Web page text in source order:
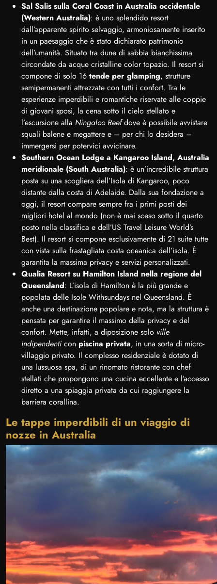
Sal Salis sulla Coral Coast in Australia occidentale
(Western Australia): è uno splendido resort
dall’apparente spirito selvaggio, armoniosamente inserito
in un paesaggio che è stato dichiarato patrimonio
dell’umanità. Situato tra dune di sabbia bianchissima
circondate da acque cristalline color topazio. Il resort si
compone di solo 16 tende per glamping, strutture
semipermanenti attrezzate con tutti i confort. Tra le
esperienze imperdibili e romantiche riservate alle coppie
di giovani sposi, la cena sotto il cielo stellato e
l’escursione alla Ningaloo Reefdove è possibile avvistare
squali balene e megattere e – per chi lo desidera –
immergersi per potervici avvicinare.
Southern Ocean Lodge a Kangaroo Island, Australia
meridionale (South Australia): è un’incredibile struttura
posta su una scogliera dell’Isola di Kangaroo, poco
distante dalla costa di Adelaide. Dalla sua fondazione a
oggi, il resort compare sempre fra i primi posti dei
migliori hotel al mondo (non è mai sceso sotto il quarto
posto nella classifica e dell’US Travel Leisure World’s
Best). Il resort si compone esclusivamente di 21 suite tutte
con vista sulla frastagliata costa oceanica dell’isola. È
garantita la massima privacy e servizi personalizzati.
Qualia Resort su Hamilton Island nella regione del
Queensland: L’isola di Hamilton è la più grande e
popolata delle Isole Withsundays nel Queensland. È
anche una destinazione popolare e nota, ma la struttura è
pensata per garantire il massimo della privacy e del
confort. Mette, infatti, a diposizione solo ville
indipendenticon piscina privata, in una sorta di micro-
villaggio privato. Il complesso residenziale è dotato di
una lussuosa spa, di un rinomato ristorante con chef
stellati che propongono una cucina eccellente e l’accesso
diretto a una spiaggia privata da cui raggiungere la
barriera corallina.
Le tappe imperdibili di un viaggio di
nozze in Australia